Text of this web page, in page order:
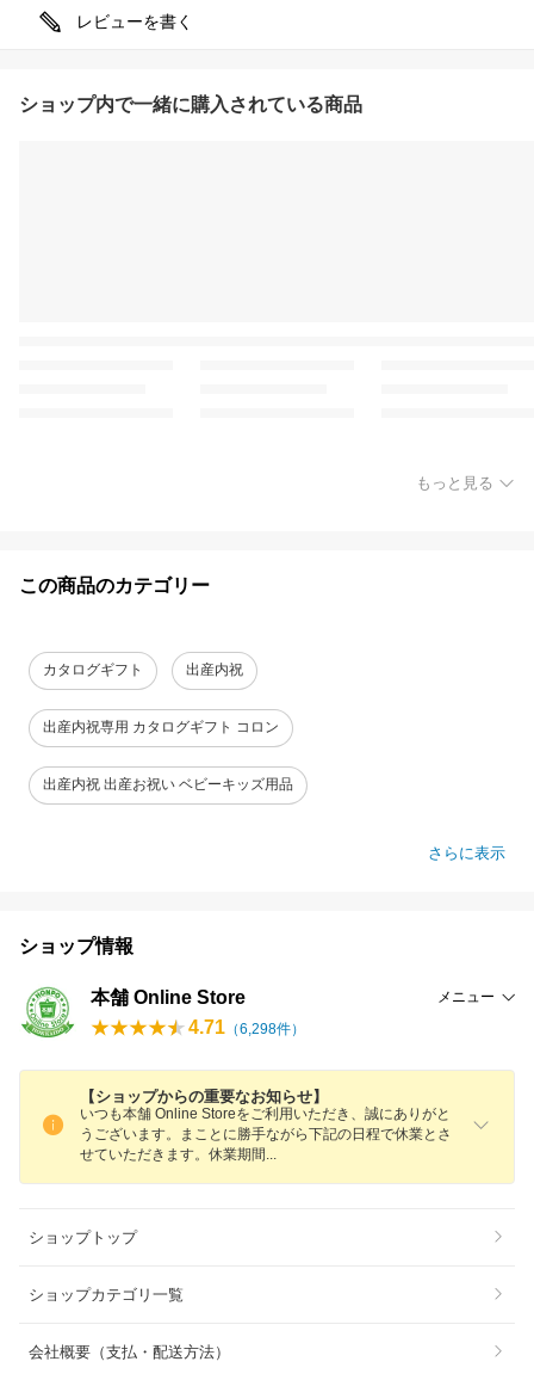
レビューを書く
ショップ内で一緒に購入されている商品
もっと見る
この商品のカテゴリー
カタログギフト 出産内祝
出産内祝専用 カタログギフト コロン
出産内祝 出産お祝い ベビーキッズ用品
さらに表示
ショップ情報
本舗 Online Store メニュー
4.71 （6,298件）
【ショップからの重要なお知らせ】
いつも本舗 Online Storeをご利用いただき、誠にありがと
うございます。まことに勝手ながら下記の日程で休業とさ
せていただきます。休業期間
ショップトップ
ショップカテゴリ一覧
会社概要（支払・配送方法）